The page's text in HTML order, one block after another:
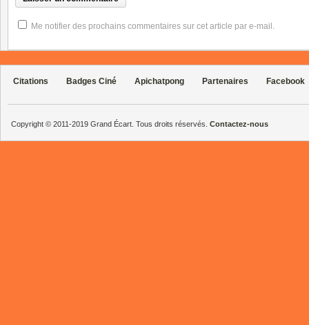
Me notifier des prochains commentaires sur cet article par e-mail.
Citations Badges Ciné Apichatpong Partenaires Facebook
Copyright © 2011-2019 Grand Écart. Tous droits réservés. Contactez-nous